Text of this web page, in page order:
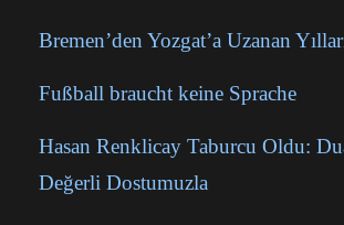
Bremen’den Yozgat’a Uzanan
Fußball braucht keine Sprache
Hasan Renklicay Taburcu Oldu:
Değerli Dostumuzla